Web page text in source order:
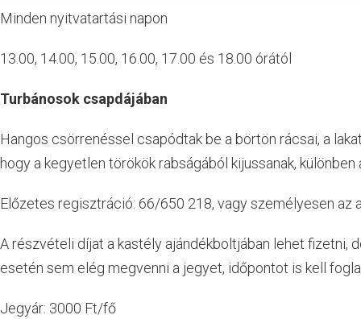
Minden nyitvatartási napon
13.00, 14.00, 15.00, 16.00, 17.00 és 18.00 órától
Turbánosok csapdájában
Hangos csörrenéssel csapódtak be a börtön rácsai, a
hogy a kegyetlen törökök rabságából kijussanak,
Előzetes regisztráció: 66/650 218, vagy személyesen az
A részvételi díjat a kastély ajándékboltjában lehet fizetni,
esetén sem elég megvenni a jegyet, időpontot is kell
Jegyár: 3000 Ft/fő